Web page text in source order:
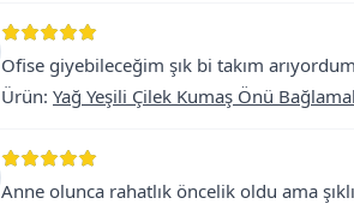
Ofise giyebileceğim şık bi takım
Ürün: Yağ Yeşili Çilek Kumaş Önü
Anne olunca rahatlık öncelik oldu ama